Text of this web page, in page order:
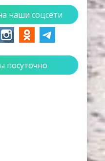
наши соцсети
посуточно